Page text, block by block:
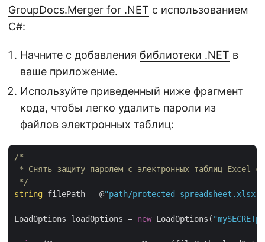
GroupDocs.Merger for .NET с использованием
C#:
Начните с добавления библиотеки .NET в
ваше приложение.
Используйте приведенный ниже фрагмент
кода, чтобы легко удалить пароли из
файлов электронных таблиц:
/*
* Снять защиту паролем с электронных таблиц Excel с
*/
string filePath = @"path/protected-spreadsheet.xlsx"
LoadOptions loadOptions = new LoadOptions(